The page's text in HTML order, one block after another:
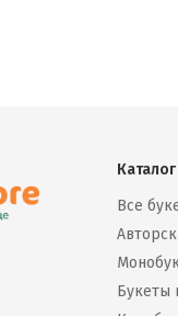
Каталог
Все
Букеты